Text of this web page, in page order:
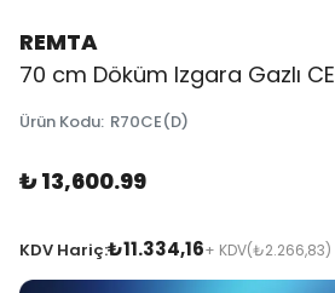
REMTA
70 cm Döküm Izgara Gazlı CE
Ürün Kodu: R70CE(D)
₺ 13,600.99
KDV Hariç:₺11.334,16+ KDV(₺2.266,83)